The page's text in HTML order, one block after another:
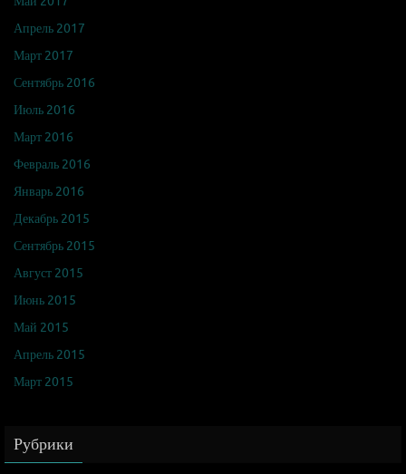
Апрель 2017
Март 2017
Сентябрь 2016
Июль 2016
Март 2016
Февраль 2016
Январь 2016
Декабрь 2015
Сентябрь 2015
Август 2015
Июнь 2015
Май 2015
Апрель 2015
Март 2015
Рубрики